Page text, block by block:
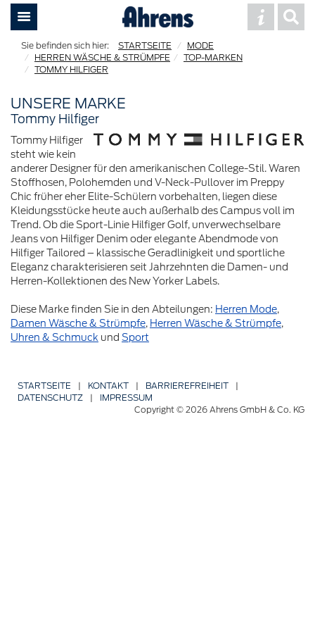
STARTSEITE
MODE
HERREN WÄSCHE & STRÜMPFE
TOP-MARKEN
TOMMY HILFIGER
UNSERE MARKE
Tommy Hilfiger
Tommy Hilfiger
steht wie kein
anderer Designer für den amerikanischen College-Stil. Waren
Stoffhosen, Polohemden und V-Neck-Pullover im Preppy
Chic früher eher Elite-Schülern vorbehalten, liegen diese
Kleidungsstücke heute auch außerhalb des Campus voll im
Trend. Ob die Sport-Linie Hilfiger Golf, unverwechselbare
Jeans von Hilfiger Denim oder elegante Abendmode von
Hilfiger Tailored – klassische Geradlinigkeit und sportliche
Eleganz charakterisieren seit Jahrzehnten die Damen- und
Herren-Kollektionen des New Yorker Labels.
Diese Marke finden Sie in den Abteilungen: Herren Mode,
Damen Wäsche & Strümpfe, Herren Wäsche & Strümpfe,
Uhren & Schmuck und Sport
STARTSEITE | KONTAKT | BARRIERE­FREIHEIT
|
DATENSCHUTZ
|
IMPRESSUM
Copyright © 2026 Ahrens GmbH & Co. KG